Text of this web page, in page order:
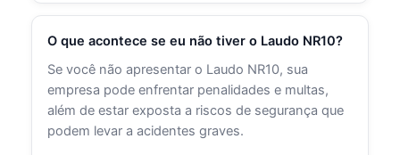
O que acontece se eu não tiver o Laudo NR10?
Se você não apresentar o Laudo NR10, sua
empresa pode enfrentar penalidades e multas,
além de estar exposta a riscos de segurança que
podem levar a acidentes graves.